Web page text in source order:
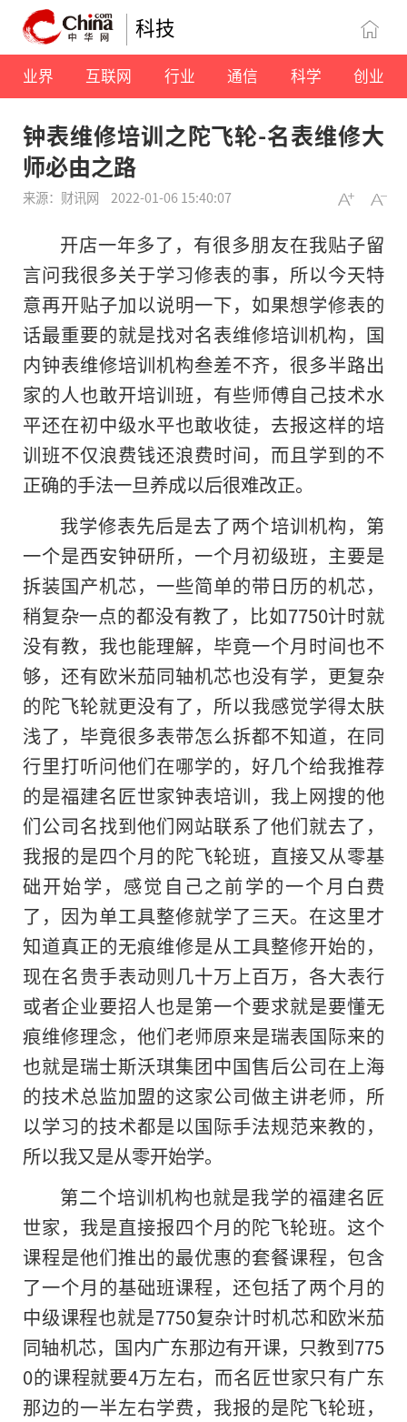
科技
业界 互联网 行业 通信 科学 创业
钟表维修培训之陀飞轮-名表维修大
师必由之路
来源：财讯网 2022-01-06 15:40:07
开店一年多了，有很多朋友在我贴子留
言问我很多关于学习修表的事，所以今天特
意再开贴子加以说明一下，如果想学修表的
话最重要的就是找对名表维修培训机构，国
内钟表维修培训机构叁差不齐，很多半路出
家的人也敢开培训班，有些师傅自己技术水
平还在初中级水平也敢收徒，去报这样的培
训班不仅浪费钱还浪费时间，而且学到的不
正确的手法一旦养成以后很难改正。
我学修表先后是去了两个培训机构，第
一个是西安钟研所，一个月初级班，主要是
拆装国产机芯，一些简单的带日历的机芯，
稍复杂一点的都没有教了，比如7750计时就
没有教，我也能理解，毕竟一个月时间也不
够，还有欧米茄同轴机芯也没有学，更复杂
的陀飞轮就更没有了，所以我感觉学得太肤
浅了，毕竟很多表带怎么拆都不知道，在同
行里打听问他们在哪学的，好几个给我推荐
的是福建名匠世家钟表培训，我上网搜的他
们公司名找到他们网站联系了他们就去了，
我报的是四个月的陀飞轮班，直接又从零基
础开始学，感觉自己之前学的一个月白费
了，因为单工具整修就学了三天。在这里才
知道真正的无痕维修是从工具整修开始的，
现在名贵手表动则几十万上百万，各大表行
或者企业要招人也是第一个要求就是要懂无
痕维修理念，他们老师原来是瑞表国际来的
也就是瑞士斯沃琪集团中国售后公司在上海
的技术总监加盟的这家公司做主讲老师，所
以学习的技术都是以国际手法规范来教的，
所以我又是从零开始学。
第二个培训机构也就是我学的福建名匠
世家，我是直接报四个月的陀飞轮班。这个
课程是他们推出的最优惠的套餐课程，包含
了一个月的基础班课程，还包括了两个月的
中级课程也就是7750复杂计时机芯和欧米茄
同轴机芯，国内广东那边有开课，只教到775
0的课程就要4万左右，而名匠世家只有广东
那边的一半左右学费，我报的是陀飞轮班，